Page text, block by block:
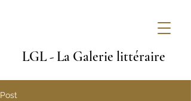
LGL - La Galerie littéraire
Post